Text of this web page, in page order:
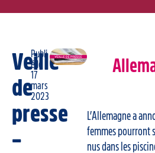
Veille
de
presse
–
Publi
é le
17
mars
2023
L’Allemagne a
femmes pourront
nus dans les